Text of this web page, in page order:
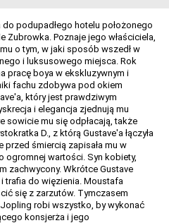
podupadłego hotelu położonego
Poznaje jego właściciela,
o tym, w jaki sposób wszedł w
i luksusowego miejsca. Rok
pracę boya w ekskluzywnym i
fachu zdobywa pod okiem
który jest prawdziwym
i elegancja zjednują mu
sowicie mu się odpłacają, także
D., z którą Gustave'a łączyła
przed śmiercią zapisała mu w
ogromnej wartości. Syn kobiety,
zachwycony. Wkrótce Gustave
trafia do więzienia. Moustafa
się z zarzutów. Tymczasem
robi wszystko, by wykonać
konsjerża i jego